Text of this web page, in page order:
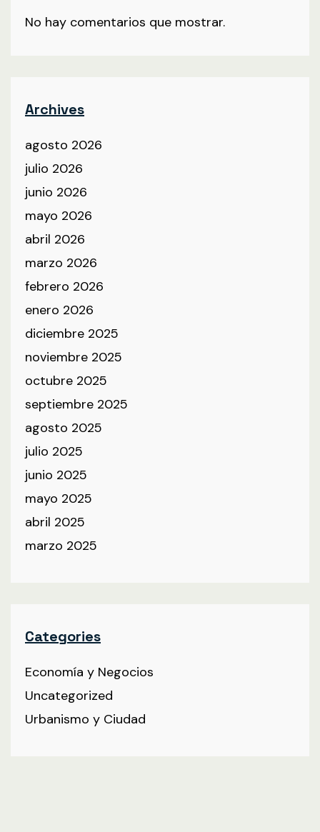
No hay comentarios que mostrar.
Archives
agosto 2026
julio 2026
junio 2026
mayo 2026
abril 2026
marzo 2026
febrero 2026
enero 2026
diciembre 2025
noviembre 2025
octubre 2025
septiembre 2025
agosto 2025
julio 2025
junio 2025
mayo 2025
abril 2025
marzo 2025
Categories
Economía y Negocios
Uncategorized
Urbanismo y Ciudad